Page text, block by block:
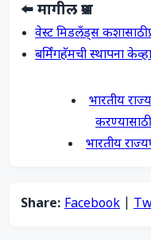
⬅️ मागील प्रश्न
वेस्ट मिडलँड्स कशासाठी
बर्मिंगहॅमची स्थापना
भारतीय
भारतीय
Share: Facebook